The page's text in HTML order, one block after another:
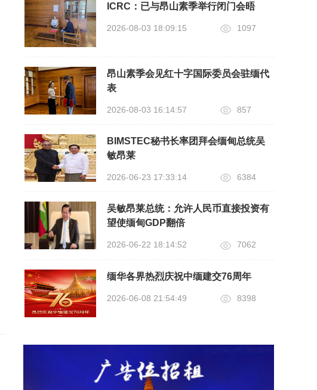
ICRC：已与昂山素季举行闭门会晤
2026-08-03 18:09:15 1097
昂山素季会见红十字国际委员会驻缅代
表
2026-08-03 16:14:57 857
BIMSTEC秘书长率团拜会缅甸总统吴
敏昂莱
2026-06-23 17:33:14 6384
吴敏昂莱总统：允许人民币直接投资有
望使缅甸GDP翻倍
2026-06-22 18:14:52 7062
缅华各界热烈庆祝中缅建交76周年
2026-06-08 21:54:49 8398